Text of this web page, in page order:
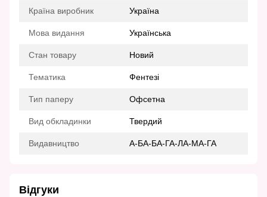
Країна виробник Україна
Мова видання Українська
Стан товару Новий
Тематика Фентезі
Тип паперу Офсетна
Вид обкладинки Твердий
Видавництво А-БА-БА-ГА-ЛА-МА-ГА
Відгуки